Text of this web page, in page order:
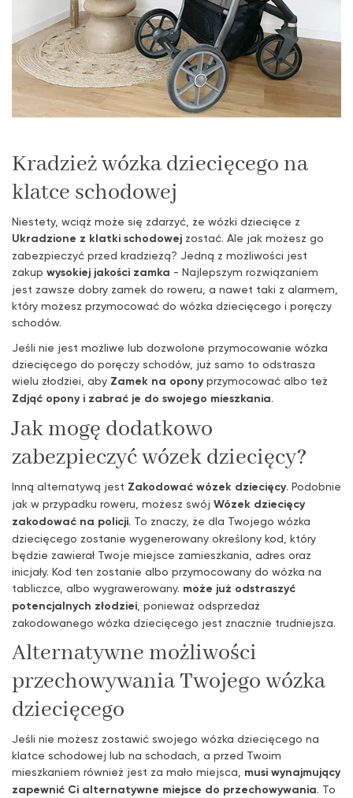
Kradzież wózka dziecięcego na
klatce schodowej
Niestety, wciąż może się zdarzyć, że wózki dziecięce z
Ukradzione z klatki schodowej zostać. Ale jak możesz go
zabezpieczyć przed kradzieżą? Jedną z możliwości jest
zakup wysokiej jakości zamka - Najlepszym rozwiązaniem
jest zawsze dobry zamek do roweru, a nawet taki z alarmem,
który możesz przymocować do wózka dziecięcego i poręczy
schodów.
Jeśli nie jest możliwe lub dozwolone przymocowanie wózka
dziecięcego do poręczy schodów, już samo to odstrasza
wielu złodziei, aby Zamek na opony przymocować albo też
Zdjąć opony i zabrać je do swojego mieszkania.
Jak mogę dodatkowo
zabezpieczyć wózek dziecięcy?
Inną alternatywą jest Zakodować wózek dziecięcy. Podobnie
jak w przypadku roweru, możesz swój Wózek dziecięcy
zakodować na policji. To znaczy, że dla Twojego wózka
dziecięcego zostanie wygenerowany określony kod, który
będzie zawierał Twoje miejsce zamieszkania, adres oraz
inicjały. Kod ten zostanie albo przymocowany do wózka na
tabliczce, albo wygrawerowany. może już odstraszyć
potencjalnych złodziei , ponieważ odsprzedaż
zakodowanego wózka dziecięcego jest znacznie trudniejsza.
Alternatywne możliwości
przechowywania Twojego wózka
dziecięcego
Jeśli nie możesz zostawić swojego wózka dziecięcego na
klatce schodowej lub na schodach, a przed Twoim
mieszkaniem również jest za mało miejsca, musi wynajmujący
zapewnić Ci alternatywne miejsce do przechowywania. To